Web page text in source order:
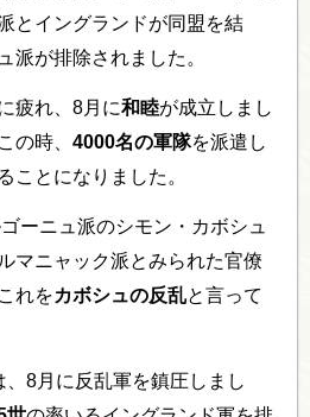
とイングランドが同盟を結
派が排除されました。
疲れ、8月に和睦が成立しまし
の時、4000名の軍隊を派遣し
ことになりました。
ーニュ派のシモン・カボシュ
マニャック派とみられた官僚
れをカボシュの反乱と言って
8月に反乱軍を鎮圧しまし